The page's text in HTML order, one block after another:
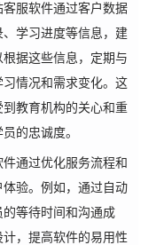
服软件通过客户数据
学习进度等信息，建
据这些信息，定期与
情况和需求变化。这
教育机构的关心和重
的忠诚度。
通过优化服务流程和
验。例如，通过自动
等待时间和沟通成
，提高软件的易用性